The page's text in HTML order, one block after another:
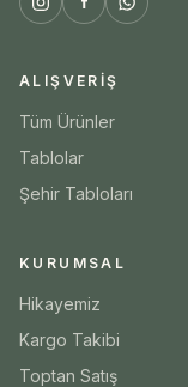
ALIŞVERIŞ
Tüm Ürünler
Tablolar
Şehir Tabloları
KURUMSAL
Hikayemiz
Kargo Takibi
Toptan Satış